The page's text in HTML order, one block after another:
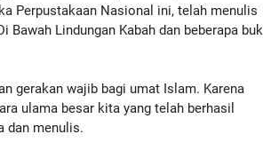
Perpustakaan Nasional ini, telah menulis
Bawah Lindungan Kabah dan beberapa
gerakan wajib bagi umat Islam. Karena
ulama besar kita yang telah berhasil
dan menulis.